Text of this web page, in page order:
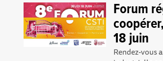
Forum
18 juin
Rendez-vous